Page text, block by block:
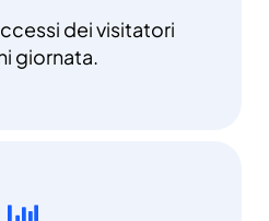
dei visitatori
giornata.